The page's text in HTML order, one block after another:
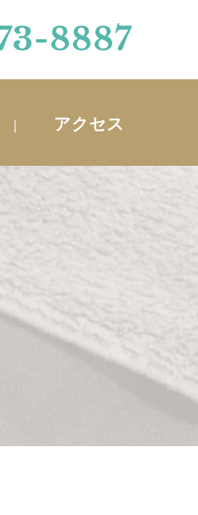
8887
アクセス